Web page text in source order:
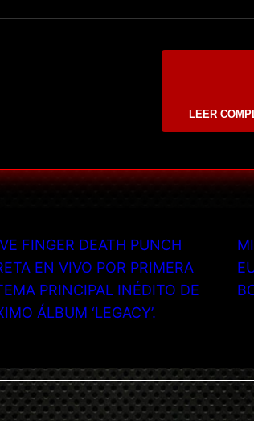
LEER
FINGER DEATH PUNCH
EN VIVO POR PRIMERA
PRINCIPAL INÉDITO DE
ÁLBUM ‘LEGACY’.